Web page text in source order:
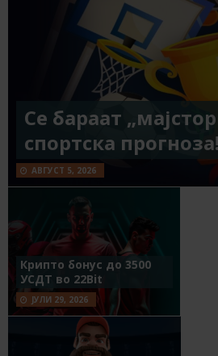
Се бараат
спортска прогноза!
АВГУСТ 5, 2026
Крипто бонус до 3500
УСДТ во 22Bit
ЈУЛИ 29, 2026